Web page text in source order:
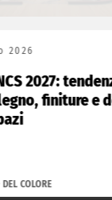
tendenze
finiture e design